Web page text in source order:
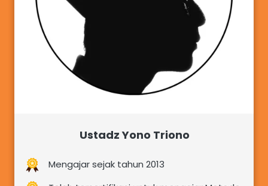
Ustadz Yono Triono
Mengajar sejak tahun 2013